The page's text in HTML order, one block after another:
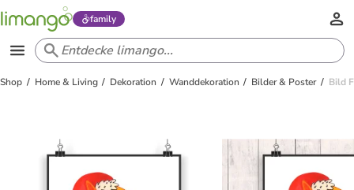
family
Shop Home & Living Dekoration Wanddekoration Bilder & Poster Bild